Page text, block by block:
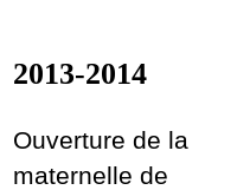
2013-2014
Ouverture de la
maternelle de